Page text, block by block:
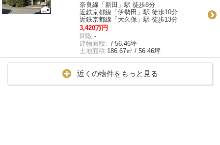
奈良線「新田」駅 徒歩8分
近鉄京都線「伊勢田」駅 徒歩10分
近鉄京都線「大久保」駅 徒歩13分
3,420万円
間取:-
建物面積:- / 56.46坪
土地面積:186.67㎡ / 56.46坪
近くの物件をもっと見る